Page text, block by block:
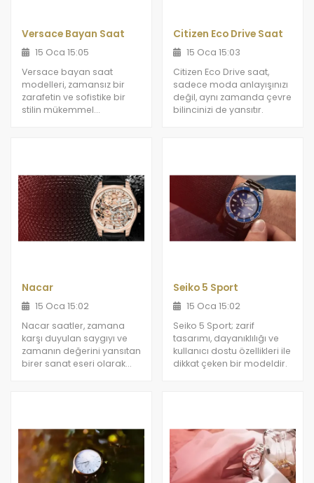
Versace Bayan Saat
15 Oca 15:05
Versace bayan saat
modelleri, zamansız bir
zarafetin ve sofistike bir
stilin mükemmel
Citizen Eco Drive Saat
15 Oca 15:03
Citizen Eco Drive saat,
sadece moda anlayışınızı
değil, aynı zamanda çevre
bilincinizi de yansıtır.
Nacar
15 Oca 15:02
Nacar saatler, zamana
karşı duyulan saygıyı ve
zamanın değerini yansıtan
birer sanat eseri olarak
Seiko 5 Sport
15 Oca 15:02
Seiko 5 Sport; zarif
tasarımı, dayanıklılığı ve
kullanıcı dostu özellikleri ile
dikkat çeken bir modeldir.